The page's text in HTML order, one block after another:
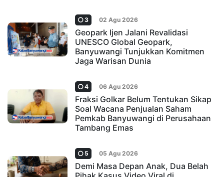
3 02 Agu 2026
Geopark Ijen Jalani Revalidasi
UNESCO Global Geopark,
Banyuwangi Tunjukkan Komitmen
Jaga Warisan Dunia
4 06 Agu 2026
Fraksi Golkar Belum Tentukan Sikap
Soal Wacana Penjualan Saham
Pemkab Banyuwangi di Perusahaan
Tambang Emas
5 05 Agu 2026
Demi Masa Depan Anak, Dua Belah